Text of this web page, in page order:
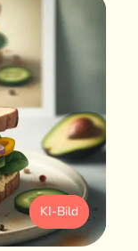
KI-Bild